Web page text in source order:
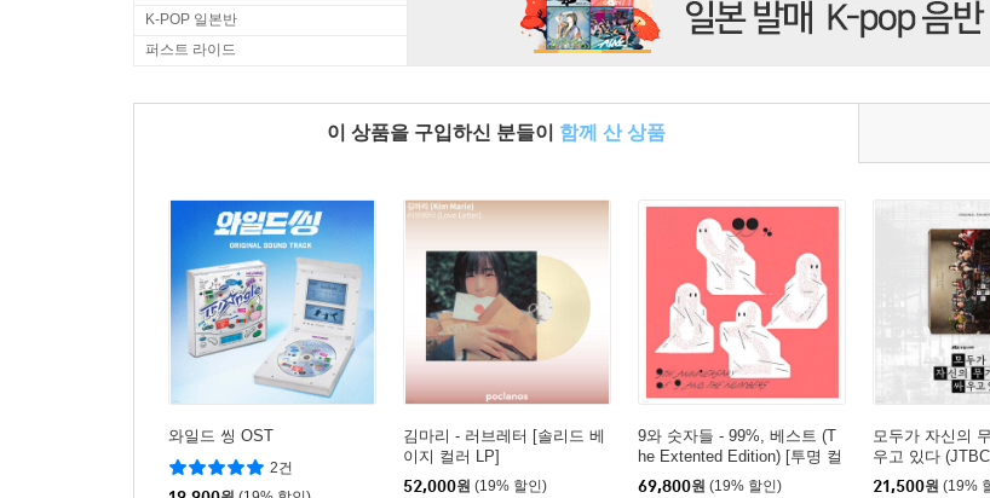
K-POP 일본반
퍼스트 라이드
이 상품을 구입하신 분들이 함께 산 상품
와일드 씽 OST
2건
김마리 - 러브레터 [솔리드 베
이지 컬러 LP]
52,000원 (19% 할인)
9와 숫자들 - 99%, 베스트 (T
he Extented Edition) [투명 컬
러 2LP]
69,800원 (19% 할인)
모두가 자신의
우고 있다
OST
21,500원 (19%